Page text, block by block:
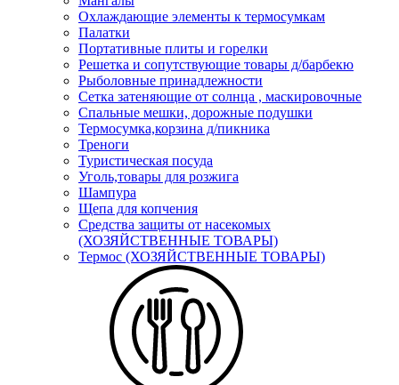
Охлаждающие элементы к термосумкам
Палатки
Портативные плиты и горелки
Решетка и сопутствующие товары д/барбекю
Рыболовные принадлежности
Сетка затеняющие от солнца , маскировочные
Спальные мешки, дорожные подушки
Термосумка,корзина д/пикника
Треноги
Туристическая посуда
Уголь,товары для розжига
Шампура
Щепа для копчения
Средства защиты от насекомых
(ХОЗЯЙСТВЕННЫЕ ТОВАРЫ)
Термос (ХОЗЯЙСТВЕННЫЕ ТОВАРЫ)